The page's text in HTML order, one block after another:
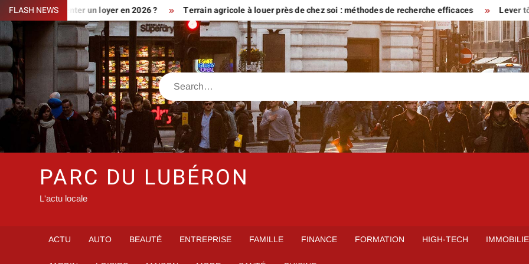
Skip
to
content
FLASH NEWS
augmenter un loyer en 2026 ? Terrain agricole à louer près de chez soi : méthodes de recherche efficaces Lever tôt ou
Search
PARC DU LUBÉRON
L'actu locale
ACTU AUTO BEAUTÉ ENTREPRISE FAMILLE FINANCE FORMATION HIGH-TECH